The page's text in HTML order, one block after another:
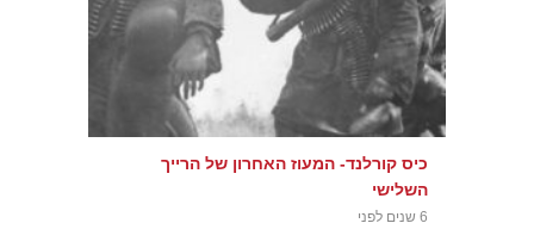
כיס קורלנד- המעוז האחרון של הרייך
השלישי
6 שנים לפני